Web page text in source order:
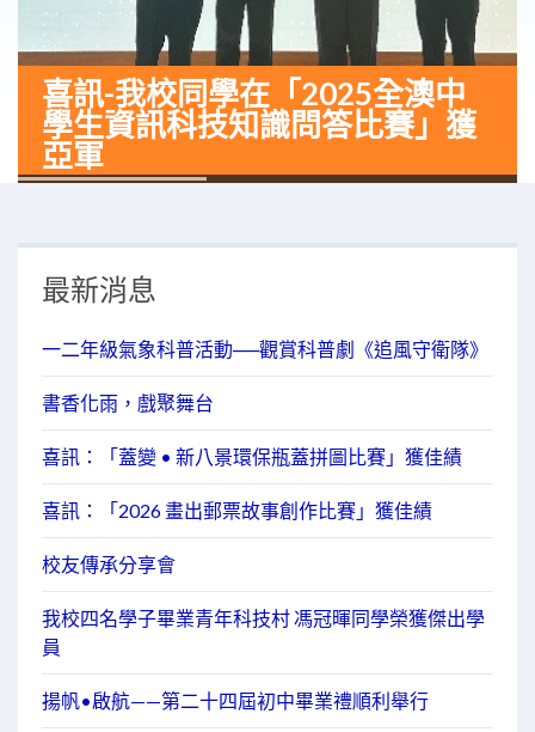
喜訊-我校同學在「2025全澳中
學生資訊科技知識問答比賽」獲
亞軍
最新消息
一二年級氣象科普活動──觀賞科普劇《追風守衛隊》
書香化雨，戲聚舞台
喜訊：「蓋變 • 新八景環保瓶蓋拼圖比賽」獲佳績
喜訊：「2026 畫出郵票故事創作比賽」獲佳績
校友傳承分享會
我校四名學子畢業青年科技村 馮冠暉同學榮獲傑出學
員
揚帆•啟航——第二十四屆初中畢業禮順利舉行